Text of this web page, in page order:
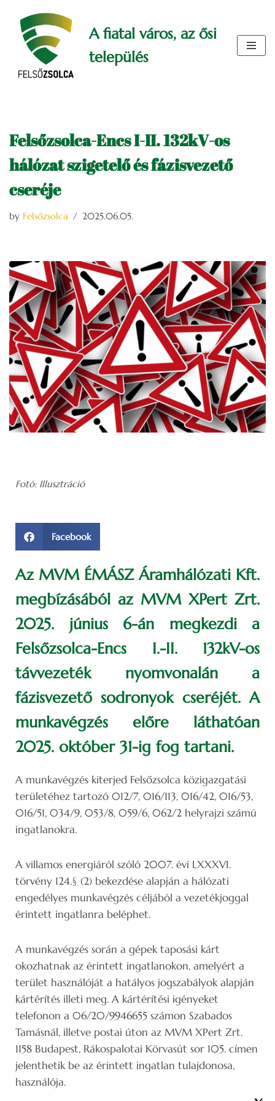
Skip
content
A fiatal város, az ősi
település
Felsőzsolca-Encs I-II. 132kV-os
hálózat szigetelő és fázisvezető
cseréje
by Felsőzsolca 2025.06.05.
Fotó: Illusztráció
Facebook
Az MVM ÉMÁSZ Áramhálózati Kft.
megbízásából az MVM XPert Zrt.
2025. június 6-án megkezdi a
Felsőzsolca-Encs I.-II. 132kV-os
távvezeték nyomvonalán a
fázisvezető sodronyok cseréjét. A
munkavégzés előre láthatóan
2025. október 31-ig fog tartani.
A munkavégzés kiterjed Felsőzsolca közigazgatási
területéhez tartozó 012/7, 016/113, 016/42, 016/53,
016/51, 034/9, 053/8, 059/6, 062/2 helyrajzi számú
ingatlanokra.
A villamos energiáról szóló 2007. évi LXXXVI.
törvény 124.§ (2) bekezdése alapján a hálózati
engedélyes munkavégzés céljából a vezetékjoggal
érintett ingatlanra beléphet.
A munkavégzés során a gépek taposási kárt
okozhatnak az érintett ingatlanokon, amelyért a
terület használóját a hatályos jogszabályok alapján
kártérítés illeti meg. A kártérítési igényeket
telefonon a 06/20/9946655 számon Szabados
Tamásnál, illetve postai úton az MVM XPert Zrt.
1158 Budapest, Rákospalotai Körvasút sor 105. címen
jelenthetik be az érintett ingatlan tulajdonosa,
használója.